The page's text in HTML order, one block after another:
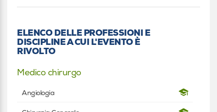
ELENCO DELLE PROFESSIONI E
DISCIPLINE A CUI L'EVENTO È
RIVOLTO
Medico chirurgo
Angiologia